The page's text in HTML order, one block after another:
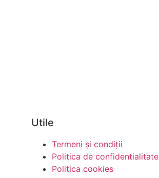
Utile
Termeni și condiții
Politica de confidentialitate
Politica cookies